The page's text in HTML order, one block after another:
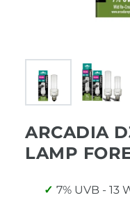
ARCADIA
LAMP
7% UVB - 13